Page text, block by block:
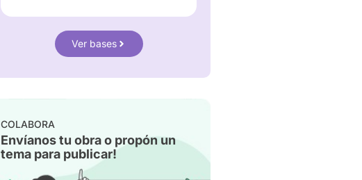
Ver bases
COLABORA
Envíanos tu obra o propón un
tema para publicar!